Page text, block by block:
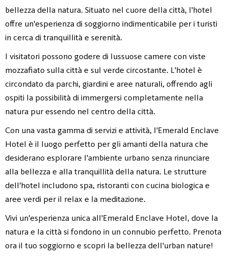
bellezza della natura. Situato nel cuore della città, l'hotel
offre un'esperienza di soggiorno indimenticabile per i turisti
in cerca di tranquillità e serenità.
I visitatori possono godere di lussuose camere con viste
mozzafiato sulla città e sul verde circostante. L'hotel è
circondato da parchi, giardini e aree naturali, offrendo agli
ospiti la possibilità di immergersi completamente nella
natura pur essendo nel centro della città.
Con una vasta gamma di servizi e attività, l'Emerald Enclave
Hotel è il luogo perfetto per gli amanti della natura che
desiderano esplorare l'ambiente urbano senza rinunciare
alla bellezza e alla tranquillità della natura. Le strutture
dell'hotel includono spa, ristoranti con cucina biologica e
aree verdi per il relax e la meditazione.
Vivi un'esperienza unica all'Emerald Enclave Hotel, dove la
natura e la città si fondono in un connubio perfetto. Prenota
ora il tuo soggiorno e scopri la bellezza dell'urban nature!